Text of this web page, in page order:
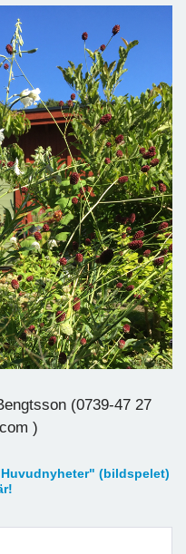
(0739-47 27
)
(bildspelet)